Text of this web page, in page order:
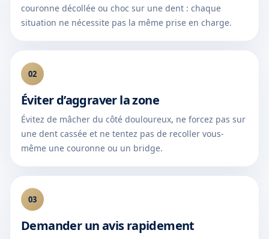
couronne décollée ou choc sur une dent : chaque
situation ne nécessite pas la même prise en charge.
02
Éviter d’aggraver la zone
Évitez de mâcher du côté douloureux, ne forcez pas sur
une dent cassée et ne tentez pas de recoller vous-
même une couronne ou un bridge.
03
Demander un avis rapidement